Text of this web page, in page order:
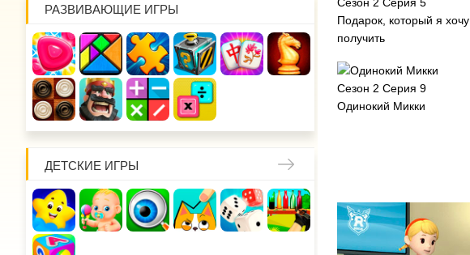
РАЗВИВАЮЩИЕ ИГРЫ
ДЕТСКИЕ ИГРЫ
Подарок, который я хочу
получить
Сезон 2 Серия 9
Одинокий Микки